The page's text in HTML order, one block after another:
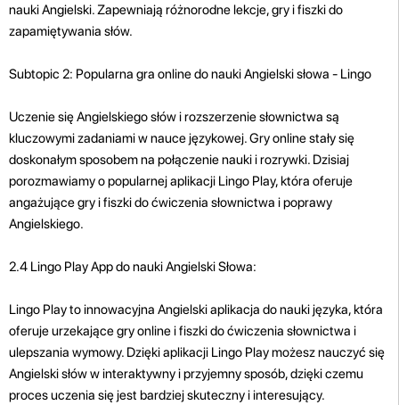
nauki Angielski. Zapewniają różnorodne lekcje, gry i fiszki do
zapamiętywania słów.
Subtopic 2: Popularna gra online do nauki Angielski słowa - Lingo
Uczenie się Angielskiego słów i rozszerzenie słownictwa są
kluczowymi zadaniami w nauce językowej. Gry online stały się
doskonałym sposobem na połączenie nauki i rozrywki. Dzisiaj
porozmawiamy o popularnej aplikacji Lingo Play, która oferuje
angażujące gry i fiszki do ćwiczenia słownictwa i poprawy
Angielskiego.
2.4 Lingo Play App do nauki Angielski Słowa:
Lingo Play to innowacyjna Angielski aplikacja do nauki języka, która
oferuje urzekające gry online i fiszki do ćwiczenia słownictwa i
ulepszania wymowy. Dzięki aplikacji Lingo Play możesz nauczyć się
Angielski słów w interaktywny i przyjemny sposób, dzięki czemu
proces uczenia się jest bardziej skuteczny i interesujący.